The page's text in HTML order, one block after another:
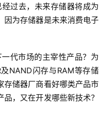
过去，未来存储器将成为
因为存储器是未来消费电子
代市场的主宰性产品？为
NAND闪存与RAM等存储
存储器厂商看好哪类产品市
，又在开发哪些新技术？